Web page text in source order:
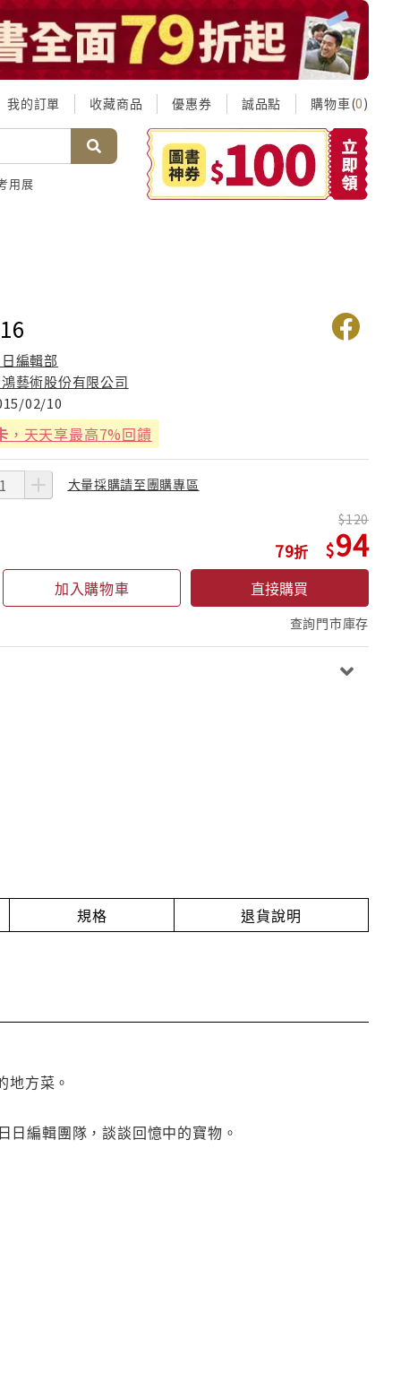
我的訂單 收藏商品 優惠券 誠品點 購物車(0)
用展
編輯部
藝術股份有限公司
02/10
，天天享最高7%回饋
大量採購請至團購專區
79
120
94
加入購物車 直接購買
查詢門市庫存
規格 退貨說明
方菜。
編輯團隊，談談回憶中的寶物。